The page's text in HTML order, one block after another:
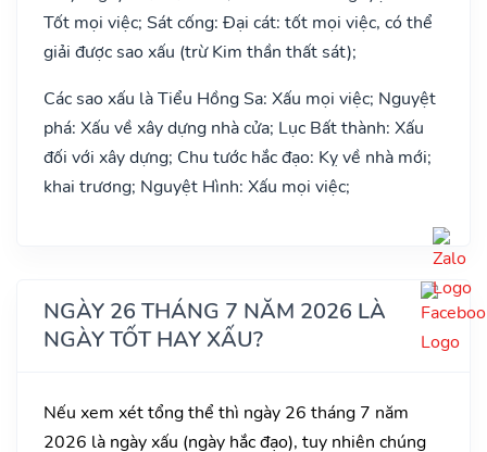
Tốt mọi việc; Sát cống: Đại cát: tốt mọi việc, có thể
giải được sao xấu (trừ Kim thần thất sát);
Các sao xấu là Tiểu Hồng Sa: Xấu mọi việc; Nguyệt
phá: Xấu về xây dựng nhà cửa; Lục Bất thành: Xấu
đối với xây dựng; Chu tước hắc đạo: Kỵ về nhà mới;
khai trương; Nguyệt Hình: Xấu mọi việc;
NGÀY 26 THÁNG 7 NĂM 2026 LÀ
NGÀY TỐT HAY XẤU?
Nếu xem xét tổng thể thì ngày 26 tháng 7 năm
2026 là ngày xấu (ngày hắc đạo), tuy nhiên chúng